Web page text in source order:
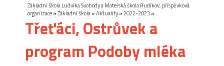
Základní škola Ludvíka Svobody a Mateřská škola Rudíkov, příspěvková
organizace»Základní škola»Aktuality»2022-2023 »
Třeťáci, Ostrůvek a
program Podoby mléka